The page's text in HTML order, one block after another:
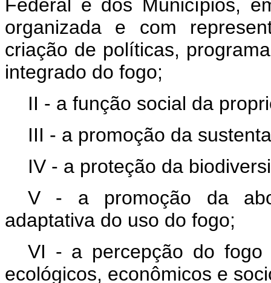
Federal e dos Municípios,
organizada e com
criação de políticas,
integrado do fogo;
II - a função social da
III - a promoção da
IV - a proteção da
V - a promoção da
adaptativa do uso do fogo;
VI - a percepção do fogo
ecológicos, econômicos e